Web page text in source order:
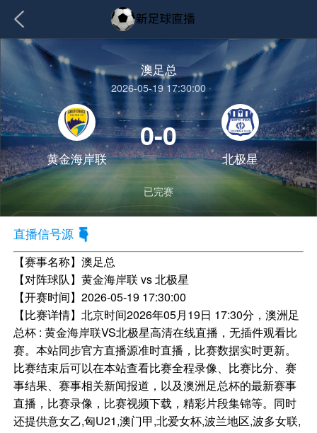
澳足总
2026-05-19 17:30:00
黄金海岸联
0-0
北极星
已完赛
直播信号源
【赛事名称】澳足总
【对阵球队】黄金海岸联 vs 北极星
【开赛时间】2026-05-19 17:30:00
【比赛详情】北京时间2026年05月19日 17:30分，澳洲足
总杯 : 黄金海岸联VS北极星高清在线直播，无插件观看比
赛。本站同步官方直播源准时直播，比赛数据实时更新。
比赛结束后可以在本站查看比赛全程录像、比赛比分、赛
事结果、赛事相关新闻报道，以及澳洲足总杯的最新赛事
直播，比赛录像，比赛视频下载，精彩片段集锦等。同时
还提供意女乙,匈U21,澳门甲,北爱女杯,波兰地区,波多女联,